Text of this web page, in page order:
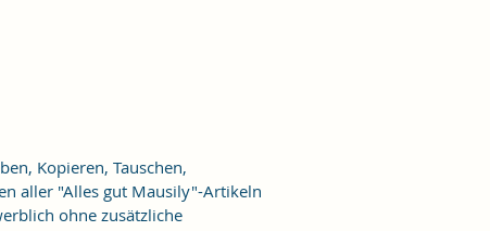
Kopieren, Tauschen,
aller "Alles gut Mausily"-Artikeln
ohne zusätzliche